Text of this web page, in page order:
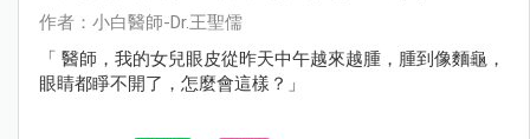
作者：小白醫師-Dr.王聖儒
「 醫師，我的女兒眼皮從昨天中午越來越腫，腫到像麵龜，
眼睛都睜不開了，怎麼會這樣？」